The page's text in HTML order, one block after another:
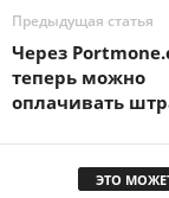
Предыдущая статья
Через
теперь можно
оплачивать
ЭТО